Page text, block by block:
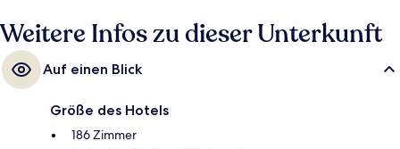
Weitere Infos zu dieser Unterkunft
Auf einen Blick
Größe des Hotels
186 Zimmer